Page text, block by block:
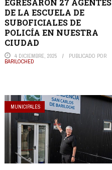
EGRESARON 27 AGENTES
DE LA ESCUELA DE
SUBOFICIALES DE
POLICÍA EN NUESTRA
CIUDAD
4 DICIEMBRE, 2025 PUBLICADO POR
BARILOCHED
MUNICIPALES